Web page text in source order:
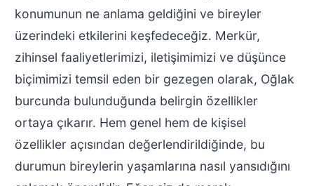
konumunun ne anlama geldiğini ve bireyler
üzerindeki etkilerini keşfedeceğiz. Merkür,
zihinsel faaliyetlerimizi, iletişimimizi ve düşünce
biçimimizi temsil eden bir gezegen olarak, Oğlak
burcunda bulunduğunda belirgin özellikler
ortaya çıkarır. Hem genel hem de kişisel
özellikler açısından değerlendirildiğinde, bu
durumun bireylerin yaşamlarına nasıl yansıdığını